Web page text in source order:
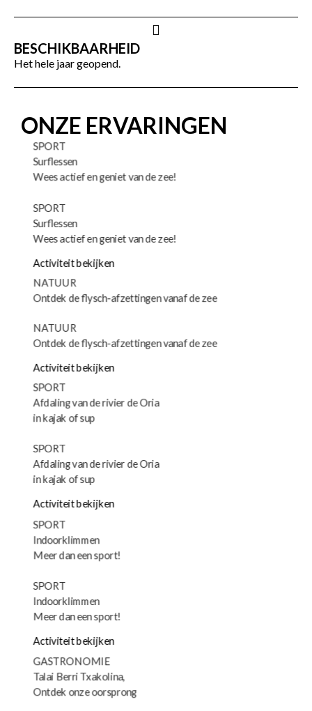
BESCHIKBAARHEID
Het hele jaar geopend.
ONZE ERVARINGEN
SPORT
Surflessen
Wees actief en geniet van de zee!
SPORT
Surflessen
Wees actief en geniet van de zee!
Activiteit bekijken
NATUUR
Ontdek de flysch-afzettingen vanaf de zee
NATUUR
Ontdek de flysch-afzettingen vanaf de zee
Activiteit bekijken
SPORT
Afdaling van de rivier de Oria
in kajak of sup
SPORT
Afdaling van de rivier de Oria
in kajak of sup
Activiteit bekijken
SPORT
Indoorklimmen
Meer dan een sport!
SPORT
Indoorklimmen
Meer dan een sport!
Activiteit bekijken
GASTRONOMIE
Talai Berri Txakolina,
Ontdek onze oorsprong